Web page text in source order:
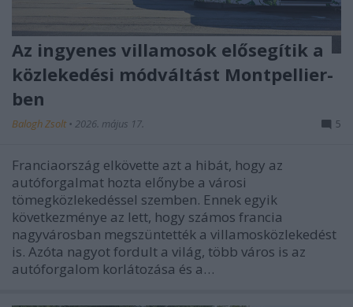
Az ingyenes villamosok elősegítik a
közlekedési módváltást Montpellier-
ben
Balogh Zsolt • 2026. május 17. 5
Franciaország elkövette azt a hibát, hogy az
autóforgalmat hozta előnybe a városi
tömegközlekedéssel szemben. Ennek egyik
következménye az lett, hogy számos francia
nagyvárosban megszüntették a villamosközlekedést
is. Azóta nagyot fordult a világ, több város is az
autóforgalom korlátozása és a…